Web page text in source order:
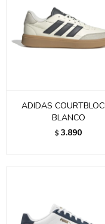
ADIDAS
BLANCO
$ 3.890